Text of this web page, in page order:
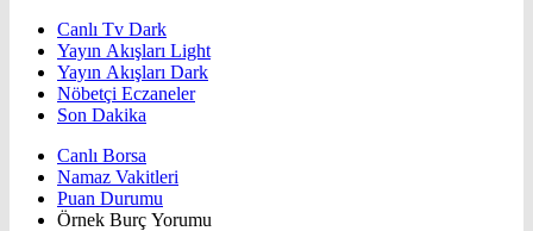
Canlı Tv Dark
Yayın Akışları Light
Yayın Akışları Dark
Nöbetçi Eczaneler
Son Dakika
Canlı Borsa
Namaz Vakitleri
Puan Durumu
Örnek Burç Yorumu